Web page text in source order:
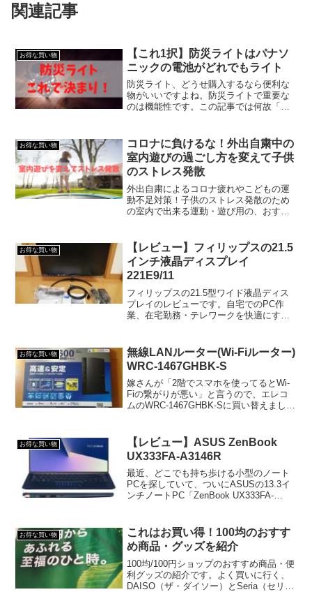
関連記事
お得な買い物
【これ1択】防災ライトはパナソ
ニックの電池がどれでもライト
防災ライト、どうせ購入するなら便利な
物がいいですよね。防災ライトで重要な
のは機能性です。この記事では何故「パ
お得な買い物
コロナに負けるな！外出自粛中の
室内遊びの過ごし方を変えて子供
のストレス発散
外出自粛によるコロナ疲れやこどもの運
動不足対策！子供のストレス発散のため
の室内で出来る運動・遊び用の、おすす
お得な買い物
【レビュー】フィリップスの21.5
インチ液晶ディスプレイ
221E9/11
フィリップスの21.5型ワイド液晶ディス
プレイのレビューです。自宅でのPC作
業、在宅勤務・テレワークを快適にする
お得な買い物
無線LANルーター(Wi-Fiルーター)
WRC-1467GHBK-S
嫁さんが「2階でスマホを使ってるとWi-
Fiの繋がりが悪い」と言うので、エレコ
ムのWRC-1467GHBK-Sに買い替えまし
ーター）購入当時は年末で急いで...
お得な買い物
【レビュー】ASUS ZenBook
UX333FA-A3146R
最近、どこでも持ち歩ける小型のノート
PCを探していて、ついにASUSの13.3イ
ンチノートPC「ZenBook UX333FA-
ても良い買い物でした。しかし、...
お得な買い物
これはお買い得！100均のおすす
め商品・グッズを紹介
100均/100円ショップのおすすめ商品・便
利グッズの紹介です。よく買いに行く、
DAISO（ザ・ダイソー）とSeria（セリ